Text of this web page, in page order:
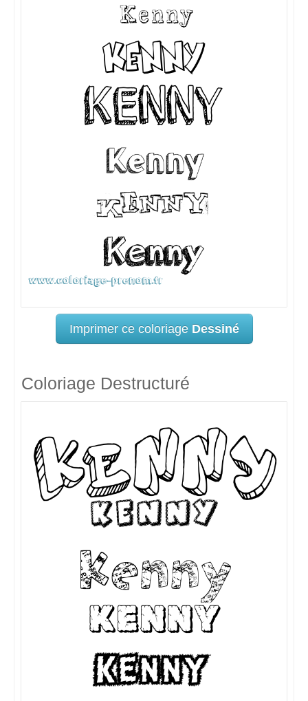
Imprimer ce coloriage Dessiné
Coloriage Destructuré